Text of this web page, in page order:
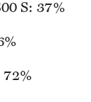
S: 37%
72%